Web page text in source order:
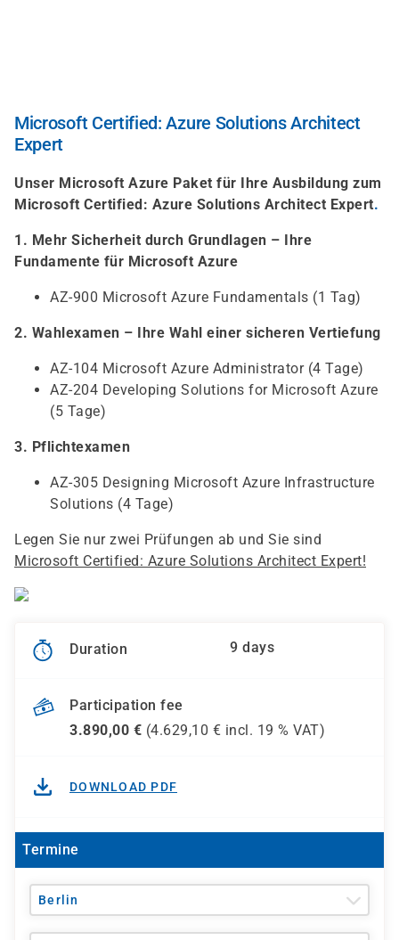
Microsoft Certified: Azure Solutions Architect
Expert
Unser Microsoft Azure Paket für Ihre Ausbildung zum
Microsoft Certified: Azure Solutions Architect Expert.
1. Mehr Sicherheit durch Grundlagen – Ihre
Fundamente für Microsoft Azure
AZ-900 Microsoft Azure Fundamentals (1 Tag)
2. Wahlexamen – Ihre Wahl einer sicheren Vertiefung
AZ-104 Microsoft Azure Administrator (4 Tage)
AZ-204 Developing Solutions for Microsoft Azure
(5 Tage)
3. Pflichtexamen
AZ-305 Designing Microsoft Azure Infrastructure
Solutions (4 Tage)
Legen Sie nur zwei Prüfungen ab und Sie sind
Microsoft Certified: Azure Solutions Architect Expert!
Duration 9 days
Participation fee
3.890,00 € (4.629,10 € incl. 19 % VAT)
DOWNLOAD PDF
Termine
Berlin